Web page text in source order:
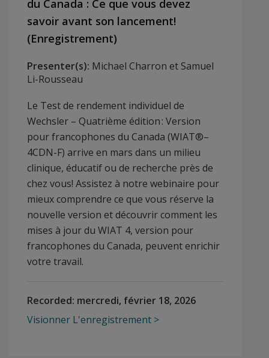
du Canada : Ce que vous devez
savoir avant son lancement!
(Enregistrement)
Presenter(s): Michael Charron et Samuel
Li-Rousseau
Le Test de rendement individuel de
Wechsler – Quatrième édition : Version
pour francophones du Canada (WIAT®–
4CDN-F) arrive en mars dans un milieu
clinique, éducatif ou de recherche près de
chez vous! Assistez à notre webinaire pour
mieux comprendre ce que vous réserve la
nouvelle version et découvrir comment les
mises à jour du WIAT 4, version pour
francophones du Canada, peuvent enrichir
votre travail.
Recorded: mercredi, février 18, 2026
Visionner L'enregistrement